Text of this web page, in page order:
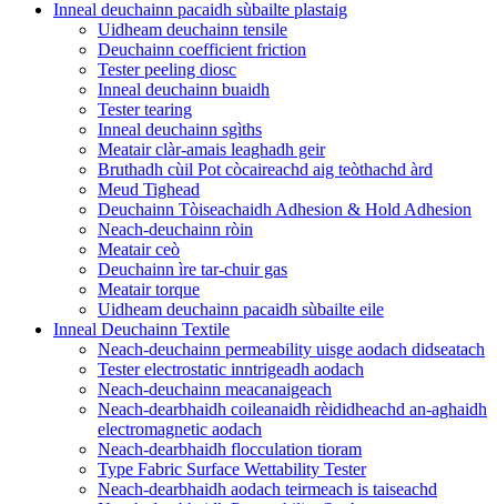
Inneal deuchainn pacaidh sùbailte plastaig
Uidheam deuchainn tensile
Deuchainn coefficient friction
Tester peeling diosc
Inneal deuchainn buaidh
Tester tearing
Inneal deuchainn sgìths
Meatair clàr-amais leaghadh geir
Bruthadh cùil Pot còcaireachd aig teòthachd àrd
Meud Tighead
Deuchainn Tòiseachaidh Adhesion & Hold Adhesion
Neach-deuchainn ròin
Meatair ceò
Deuchainn ìre tar-chuir gas
Meatair torque
Uidheam deuchainn pacaidh sùbailte eile
Inneal Deuchainn Textile
Neach-deuchainn permeability uisge aodach didseatach
Tester electrostatic inntrigeadh aodach
Neach-deuchainn meacanaigeach
Neach-dearbhaidh coileanaidh rèididheachd an-aghaidh
electromagnetic aodach
Neach-dearbhaidh flocculation tioram
Type Fabric Surface Wettability Tester
Neach-dearbhaidh aodach teirmeach is taiseachd